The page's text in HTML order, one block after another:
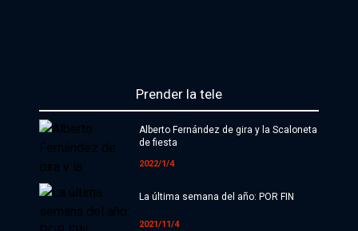
Prender la tele
Alberto Fernández de gira y la Scaloneta
de fiesta
2022/1/4
La última semana del año: POR FIN
2021/11/4